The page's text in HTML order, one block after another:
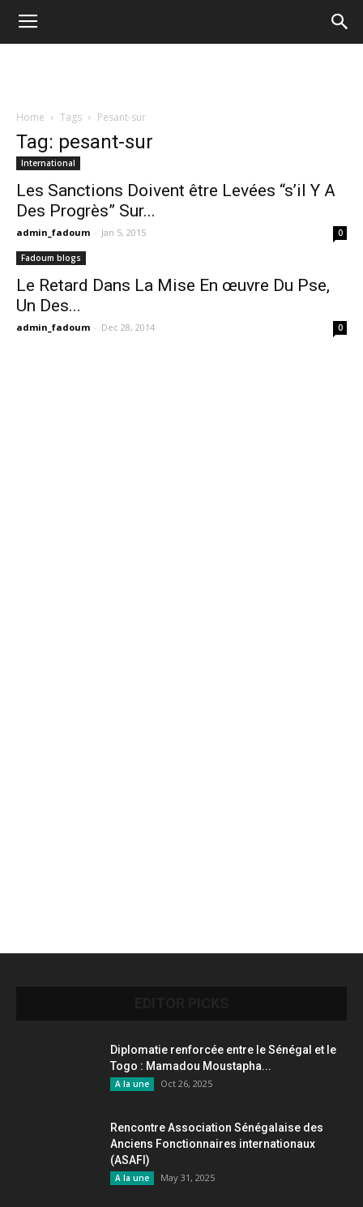
Home Tags Pesant-sur
Tag: pesant-sur
International
Les Sanctions Doivent être Levées “s’il Y A
Des Progrès” Sur...
admin_fadoum - Jan 5, 2015 0
Fadoum blogs
Le Retard Dans La Mise En œuvre Du Pse,
Un Des...
admin_fadoum - Dec 28, 2014 0
Diplomatie renforcée entre le Sénégal et le
Togo : Mamadou Moustapha...
A la une Oct 26, 2025
Rencontre Association Sénégalaise des
Anciens Fonctionnaires internationaux
(ASAFI)
A la une May 31, 2025